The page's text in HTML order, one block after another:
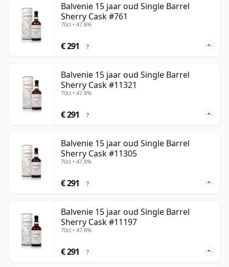
Balvenie 15 jaar oud Single Barrel
Sherry Cask #761
70cl • 47.8%
€ 291 ?
Balvenie 15 jaar oud Single Barrel
Sherry Cask #11321
70cl • 47.8%
€ 291 ?
Balvenie 15 jaar oud Single Barrel
Sherry Cask #11305
70cl • 47.8%
€ 291 ?
Balvenie 15 jaar oud Single Barrel
Sherry Cask #11197
70cl • 47.8%
€ 291 ?